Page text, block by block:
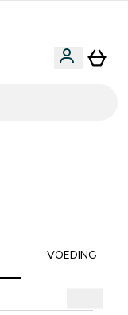
VOEDING